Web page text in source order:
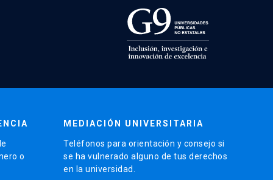
o
MEDIACIÓN UNIVERSITARIA
Teléfonos para orientación y consejo si
se ha vulnerado alguno de tus derechos
en la universidad.